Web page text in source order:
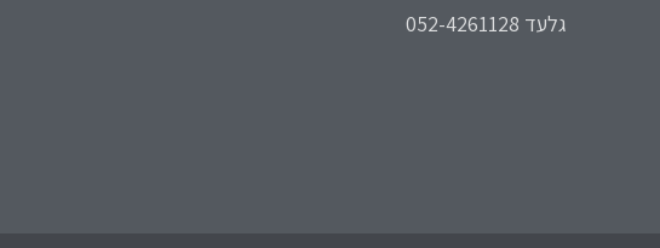
גלעד 052-4261128